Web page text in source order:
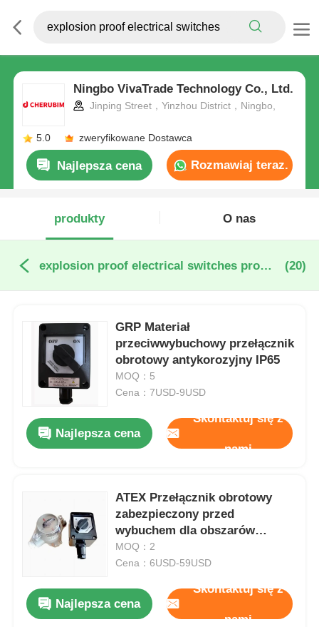
Ningbo VivaTrade Technology Co., Ltd.
Jinping Street，Yinzhou District，Ningbo,
5.0 zweryfikowane Dostawca
Najlepsza cena Rozmawiaj teraz.
produkty O nas
explosion proof electrical switches produkcja online (20)
GRP Materiał
przeciwwybuchowy przełącznik
obrotowy antykorozyjny IP65
MOQ：5
Cena：7USD-9USD
Najlepsza cena
Skontaktuj się z
nami
ATEX Przełącznik obrotowy
zabezpieczony przed
wybuchem dla obszarów
niebezpiecznych
MOQ：2
Cena：6USD-59USD
Najlepsza cena
Skontaktuj się z
nami